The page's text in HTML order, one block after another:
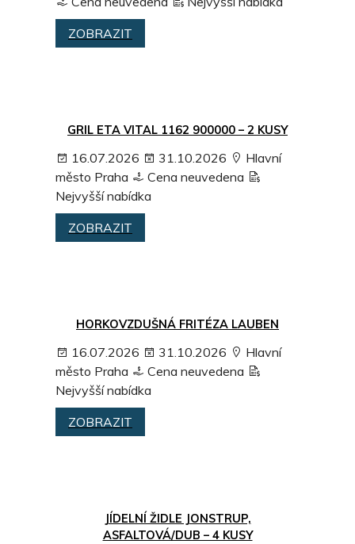
ZOBRAZIT
GRIL ETA VITAL 1162 900000 – 2 KUSY
16.07.2026 31.10.2026
Hlavní
město Praha
Cena neuvedena
Nejvyšší nabídka
ZOBRAZIT
HORKOVZDUŠNÁ FRITÉZA LAUBEN
16.07.2026 31.10.2026
Hlavní
město Praha
Cena neuvedena
Nejvyšší nabídka
ZOBRAZIT
JÍDELNÍ ŽIDLE JONSTRUP,
ASFALTOVÁ/DUB – 4 KUSY